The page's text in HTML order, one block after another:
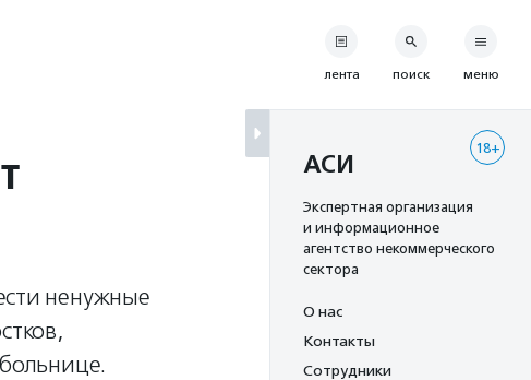
ненужные
лента поиск меню
18+
АСИ
Экспертная организация
и информационное
агентство некоммерческого
сектора
О нас
Контакты
Сотрудники